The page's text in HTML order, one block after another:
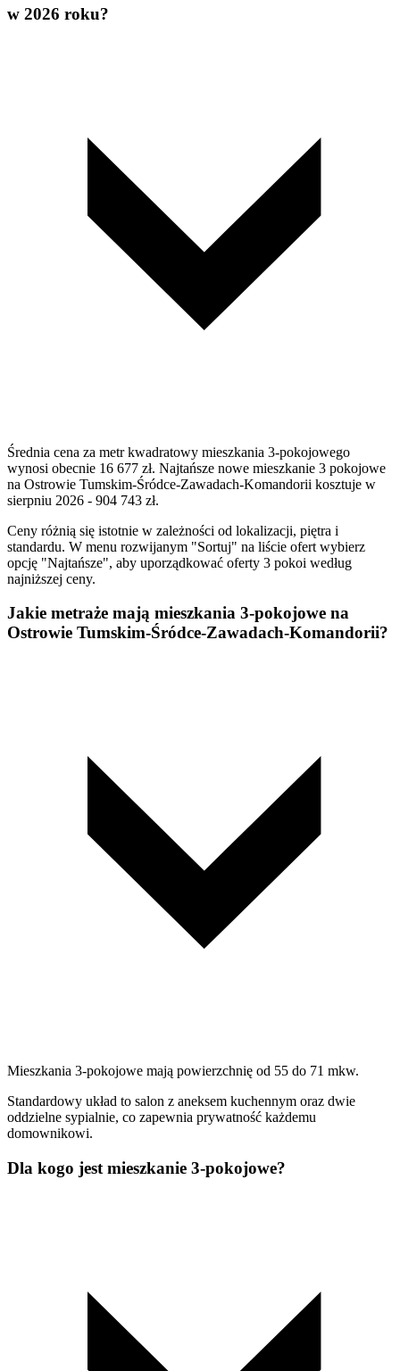
w 2026 roku?
Średnia cena za metr kwadratowy mieszkania 3-pokojowego
wynosi obecnie 16 677 zł. Najtańsze nowe mieszkanie 3 pokojowe
na Ostrowie Tumskim-Śródce-Zawadach-Komandorii kosztuje w
sierpniu 2026 - 904 743 zł.
Ceny różnią się istotnie w zależności od lokalizacji, piętra i
standardu. W menu rozwijanym "Sortuj" na liście ofert wybierz
opcję "Najtańsze", aby uporządkować oferty 3 pokoi według
najniższej ceny.
Jakie metraże mają mieszkania 3-pokojowe na
Ostrowie Tumskim-Śródce-Zawadach-Komandorii?
Mieszkania 3-pokojowe mają powierzchnię od 55 do 71 mkw.
Standardowy układ to salon z aneksem kuchennym oraz dwie
oddzielne sypialnie, co zapewnia prywatność każdemu
domownikowi.
Dla kogo jest mieszkanie 3-pokojowe?